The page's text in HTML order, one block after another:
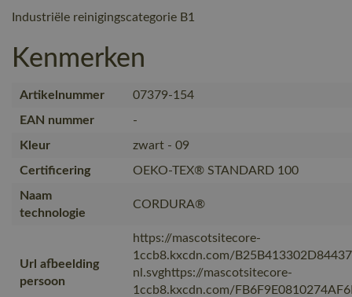
Industriële reinigingscategorie B1
Kenmerken
Artikelnummer
07379-154
EAN nummer
-
Kleur
zwart - 09
Certificering
OEKO-TEX® STANDARD 100
Naam
technologie
CORDURA®
Url afbeelding
persoon
https://mascotsitecore-
1ccb8.kxcdn.com/
nl.svghttps://mascotsitecore-
1ccb8.kxcdn.com/